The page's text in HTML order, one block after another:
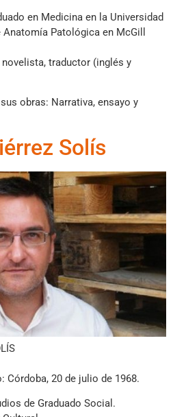
en Medicina en la Universidad
Patológica en McGill
traductor (inglés y
obras: Narrativa, ensayo y
Solís
Córdoba, 20 de julio de 1968.
de Graduado Social.